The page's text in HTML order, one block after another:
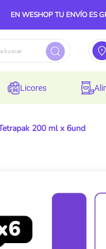
EN WESHOP TU ENVÍO ES
licores
200 ml x 6und